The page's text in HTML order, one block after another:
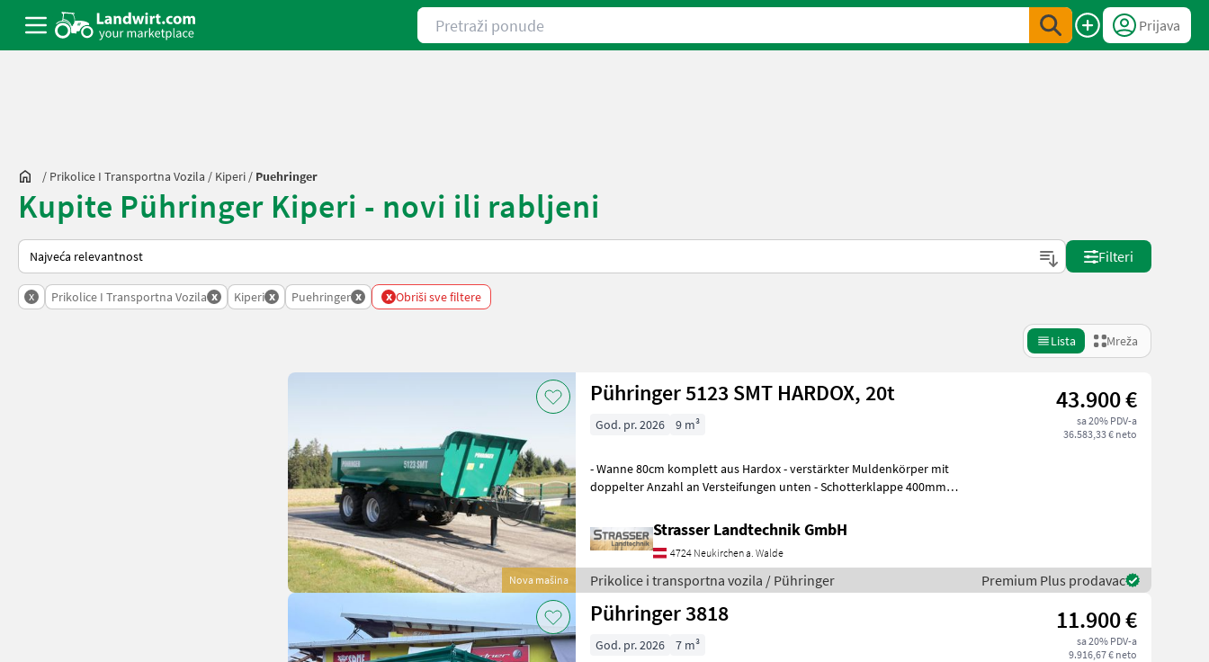
Pretraži ponude
Prijava
/ Prikolice I Transportna Vozila / Kiperi / Puehringer
Kupite Pühringer Kiperi - novi ili rabljeni
Način na koji sortira Landwirt.com
Filteri
x Prikolice I Transportna Vozila x Kiperi x Puehringer x x Obriši sve filtere
Lista Mreža
Nova mašina
Pühringer 5123 SMT HARDOX, 20t 43.900 €
sa 20% PDV-a
36.583,33 € neto
God. pr. 2026 9 m³
- Wanne 80cm komplett aus Hardox - verstärkter Muldenkörper mit
doppelter Anzahl an Versteifungen unten - Schotterklappe 400mm
Strasser Landtechnik GmbH
4724 Neukirchen a. Walde
Prikolice i transportna vozila / Pühringer Premium Plus prodavac
Pühringer 3818 11.900 €
sa 20% PDV-a
9.916,67 € neto
God. pr. 2026 7 m³